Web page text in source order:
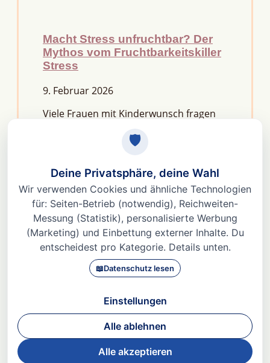
Macht Stress unfruchtbar? Der
Mythos vom Fruchtbarkeitskiller
Stress
9. Februar 2026
Viele Frauen mit Kinderwunsch fragen
kurze Antwort lautet: Nein, aber er kann
Fruchtbarkeit aus dem Gleichgewicht
bringen. Denn Stress
Weiterlesen »
© 2026 Dr. med Heidi Gößlinghoff |
|
Datenschutz|AGBs